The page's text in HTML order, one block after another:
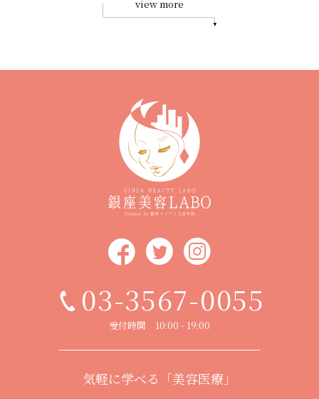
view more
03-3567-0055
受付時間 10:00 - 19:00
気軽に学べる「美容医療」